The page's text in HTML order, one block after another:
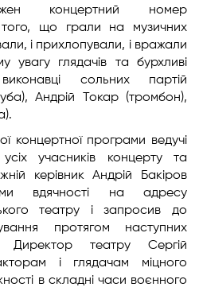
концертний номер
того, що грали на музичних
і прихлопували, і вражали
увагу глядачів та бурхливі
сольних партій
Андрій Токар (тромбон),
концертної програми ведучі
учасників концерту та
керівник Андрій Бакіров
вдячності на адресу
театру і запросив до
протягом наступних
Директор театру Сергій
і глядачам міцного
в складні часи воєнного